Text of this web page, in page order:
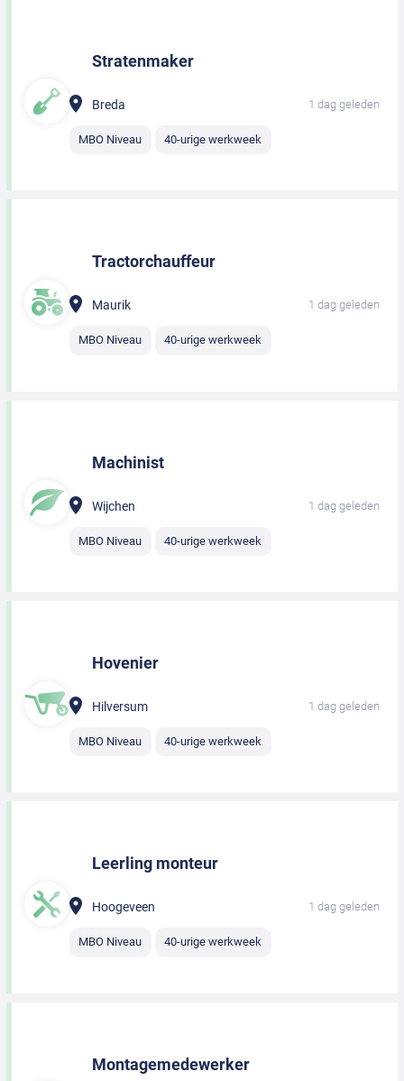
Stratenmaker
Breda 1 dag geleden
MBO Niveau 40-urige werkweek
Tractorchauffeur
Maurik 1 dag geleden
MBO Niveau 40-urige werkweek
Machinist
Wijchen 1 dag geleden
MBO Niveau 40-urige werkweek
Hovenier
Hilversum 1 dag geleden
MBO Niveau 40-urige werkweek
Leerling monteur
Hoogeveen 1 dag geleden
MBO Niveau 40-urige werkweek
Montagemedewerker